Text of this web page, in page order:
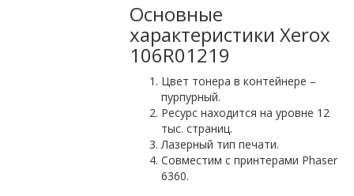
Основные
характеристики Xerox
106R01219
Цвет тонера в контейнере –
пурпурный.
Ресурс находится на уровне 12
тыс. страниц.
Лазерный тип печати.
Совместим с принтерами Phaser
6360.